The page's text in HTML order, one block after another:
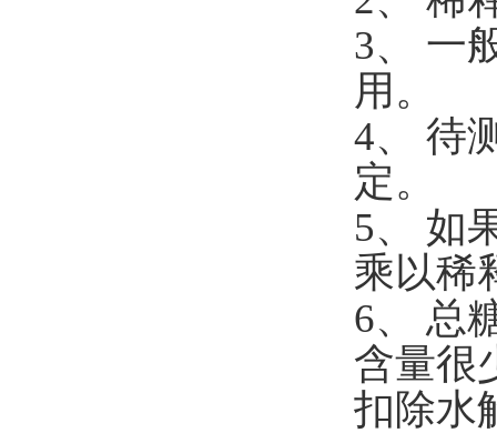
3、 一
用。
4、 待
定。
5、 如
乘以稀
6、 总
含量很
扣除水